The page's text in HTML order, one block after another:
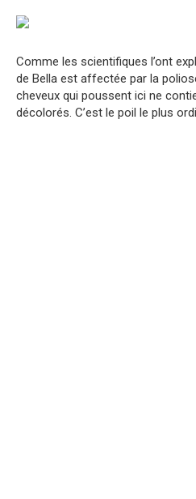
Comme les scientifiques l’ont
de Bella est affectée par la
cheveux qui poussent ici ne
décolorés. C’est le poil le plus